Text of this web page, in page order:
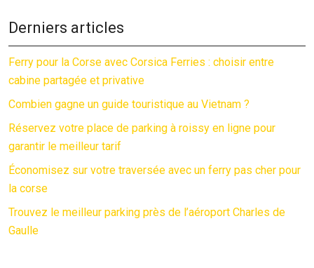
Derniers articles
Ferry pour la Corse avec Corsica Ferries : choisir entre
cabine partagée et privative
Combien gagne un guide touristique au Vietnam ?
Réservez votre place de parking à roissy en ligne pour
garantir le meilleur tarif
Économisez sur votre traversée avec un ferry pas cher pour
la corse
Trouvez le meilleur parking près de l’aéroport Charles de
Gaulle